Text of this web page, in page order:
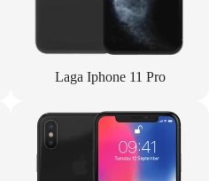
Laga Iphone 11 Pro